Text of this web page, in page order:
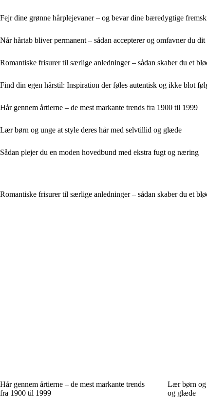
Fejr dine grønne hårplejevaner – og bevar dine bæredygtige
Når hårtab bliver permanent – sådan accepterer og omfavner du
Romantiske frisurer til særlige anledninger – sådan skaber du et
Find din egen hårstil: Inspiration der føles autentisk og ikke blot
Hår gennem årtierne – de mest markante trends fra 1900 til 1999
Lær børn og unge at style deres hår med selvtillid og glæde
Sådan plejer du en moden hovedbund med ekstra fugt og næring
Romantiske frisurer til særlige anledninger – sådan skaber du et
Hår gennem årtierne – de mest markante trends
fra 1900 til 1999
Lær børn og
og glæde